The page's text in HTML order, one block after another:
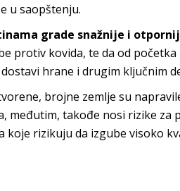
u saopštenju.
grade snažnije i
protiv kovida, te da od početka
hrane i drugim ključnim
brojne zemlje su
međutim, takođe nosi rizike za
koje rizikuju da izgube visoko